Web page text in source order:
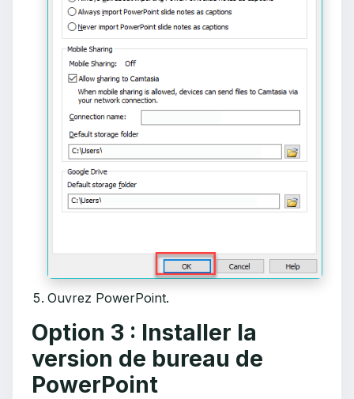
Ouvrez PowerPoint.
Option 3 : Installer la
version de bureau de
PowerPoint